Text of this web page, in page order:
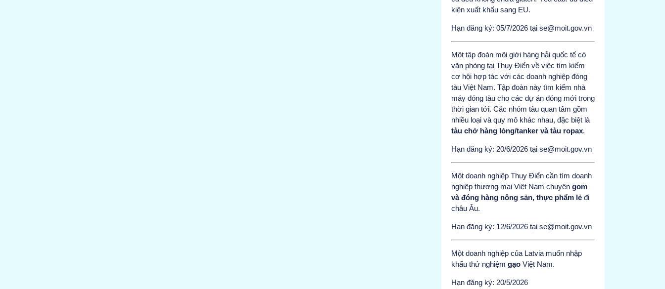
kiện xuất khẩu sang EU.
Hạn đăng ký: 05/7/2026 tại se@moit.gov.vn
Một tập đoàn môi giới hàng hải quốc tế có
văn phòng tại Thụy Điển về việc tìm kiếm
cơ hội hợp tác với các doanh nghiệp đóng
tàu Việt Nam. Tập đoàn này tìm kiếm nhà
máy đóng tàu cho các dự án đóng mới trong
thời gian tới. Các nhóm tàu quan tâm gồm
nhiều loại và quy mô khác nhau, đặc biệt là
tàu chở hàng lỏng/tanker và tàu ropax.
Hạn đăng ký: 20/6/2026 tại se@moit.gov.vn
Một doanh nghiệp Thụy Điển cần tìm doanh
nghiệp thương mại Việt Nam chuyên gom
và đóng hàng nông sản, thực phẩm lẻ đi
châu Âu.
Hạn đăng ký: 12/6/2026 tại se@moit.gov.vn
Một doanh nghiệp của Latvia muốn nhập
khẩu thử nghiệm gạo Việt Nam.
Hạn đăng ký: 20/5/2026